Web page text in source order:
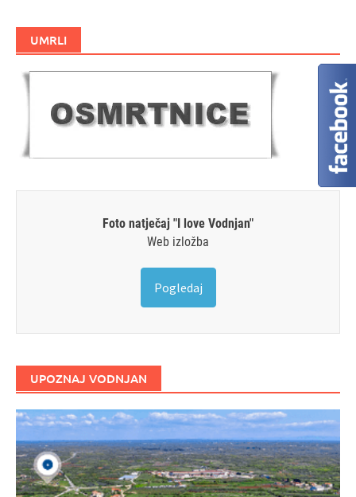
UMRLI
Foto natječaj "I love Vodnjan"
Web izložba
Pogledaj
UPOZNAJ VODNJAN